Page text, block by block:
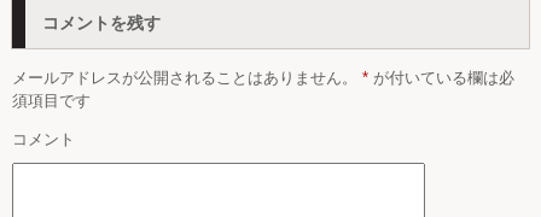
コメントを残す
メールアドレスが公開されることはありません。 * が付いている欄は必
須項目です
コメント